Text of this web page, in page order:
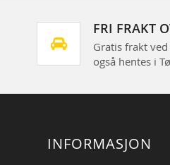
FRI FRAKT
Gratis frakt
også hentes i
INFORMASJON